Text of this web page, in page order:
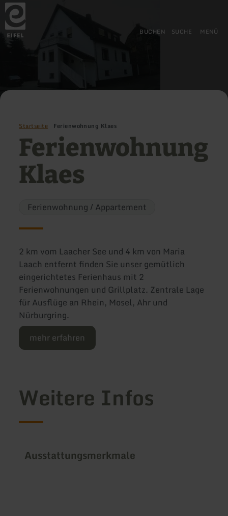
Zurück
zur
Startseite
BUCHEN SUCHE MENÜ
Startseite Ferienwohnung Klaes
Ferienwohnung
Klaes
Ferienwohnung / Appartement
2 km vom Laacher See und 4 km von Maria
Laach entfernt finden Sie unser gemütlich
eingerichtetes Ferienhaus mit 2
Ferienwohnungen und Grillplatz. Zentrale Lage
für Ausflüge an Rhein, Mosel, Ahr und
Nürburgring.
mehr erfahren
Weitere Infos
Ausstattungsmerkmale